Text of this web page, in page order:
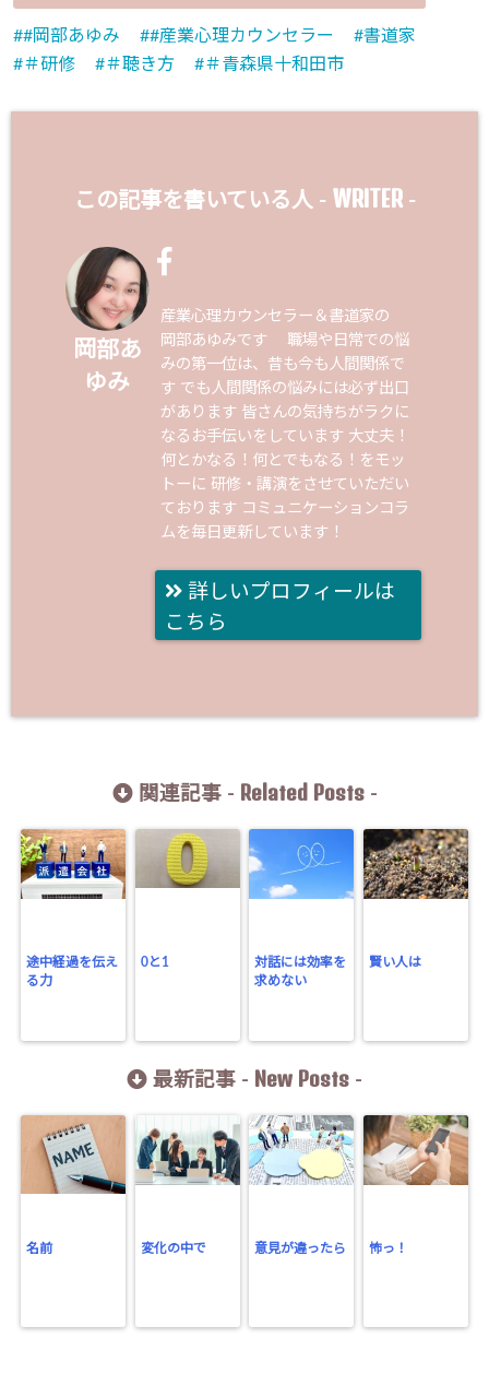
#岡部あゆみ #産業心理カウンセラー
書道家
＃研修
＃聴き方 ＃青森県十和田市
この記事を書いている人 - WRITER-
岡部あ
ゆみ
産業心理カウンセラー＆書道家の
岡部あゆみです 職場や日常での悩
みの第一位は、昔も今も人間関係で
す でも人間関係の悩みには必ず出口
があります 皆さんの気持ちがラクに
なるお手伝いをしています 大丈夫！
何とかなる！何とでもなる！をモッ
トーに 研修・講演をさせていただい
ております コミュニケーションコラ
ムを毎日更新しています！
詳しいプロフィールは
こちら
関連記事 - Related Posts-
途中経過を伝え
る力
0と1
対話には効率を
求めない
賢い人は
最新記事 - New Posts -
名前 変化の中で 意見が違ったら 怖っ！